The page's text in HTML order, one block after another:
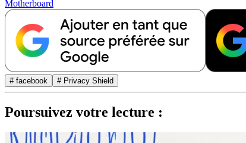
Motherboard
# facebook # Privacy Shield
Poursuivez votre lecture :